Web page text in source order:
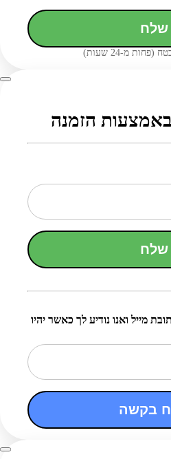
שלח
מ-24 שעות)
הזמנה
שלח
מייל ואנו נודיע לך כאשר יהיו